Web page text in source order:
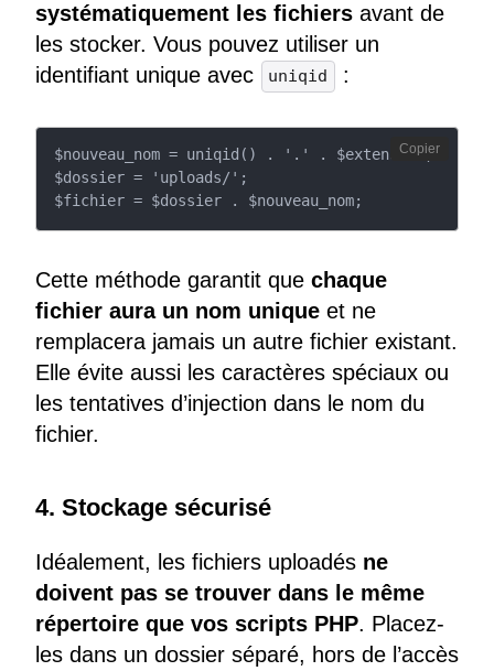
systématiquement les fichiers avant de
les stocker. Vous pouvez utiliser un
identifiant unique avec
uniqid :
$nouveau_nom = uniqid() . '.' . $extension;
$dossier = 'uploads/';
$fichier = $dossier . $nouveau_nom;
Copier
Cette méthode garantit que chaque
fichier aura un nom unique et ne
remplacera jamais un autre fichier existant.
Elle évite aussi les caractères spéciaux ou
les tentatives d’injection dans le nom du
fichier.
4. Stockage sécurisé
Idéalement, les fichiers uploadés ne
doivent pas se trouver dans le même
répertoire que vos scripts PHP. Placez-
les dans un dossier séparé, hors de l’accès